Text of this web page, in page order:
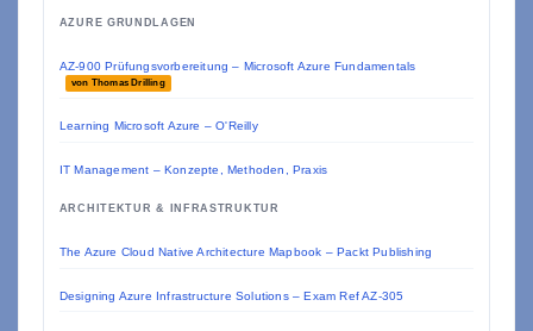
AZURE GRUNDLAGEN
AZ-900 Prüfungsvorbereitung – Microsoft Azure Fundamentals
von Thomas Drilling
Learning Microsoft Azure – O'Reilly
IT Management – Konzepte, Methoden, Praxis
ARCHITEKTUR & INFRASTRUKTUR
The Azure Cloud Native Architecture Mapbook – Packt Publishing
Designing Azure Infrastructure Solutions – Exam Ref AZ-305